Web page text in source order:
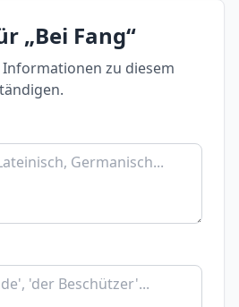
„Bei Fang“
Informationen zu diesem